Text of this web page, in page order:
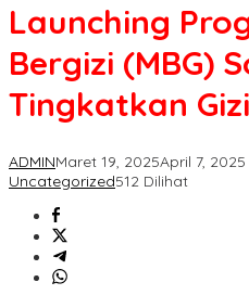
Launching
Bergizi (MBG)
Tingkatkan
ADMINMaret 19, 2025April 7, 2025
Uncategorized512 Dilihat